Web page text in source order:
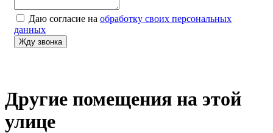
Даю согласие на обработку своих персональных
данных
Другие помещения на этой
улице